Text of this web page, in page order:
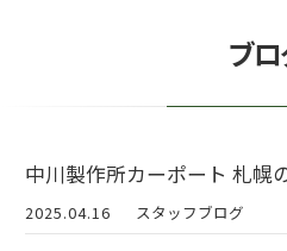
ブ
中川製作所カーポート 札幌
2025.04.16 スタッフブログ